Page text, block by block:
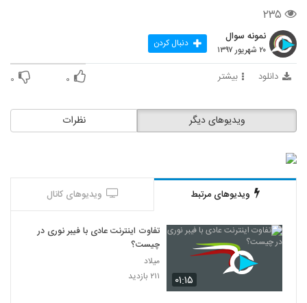
۲۳۵
نمونه سوال
۲۰ شهریور ۱۳۹۷ دنبال کردن
دانلود بیشتر ۰ ۰
نظرات ویدیوهای دیگر
ویدیوهای مرتبط ویدیوهای کانال
۰۱:۱۵
تفاوت اینترنت عادی با فیبر نوری در
چیست؟
میلاد
۲۱۱ بازدید